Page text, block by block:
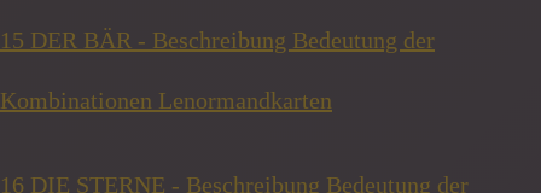
15 DER BÄR - Beschreibung Bedeutung der
Kombinationen Lenormandkarten
16 DIE STERNE - Beschreibung Bedeutung der